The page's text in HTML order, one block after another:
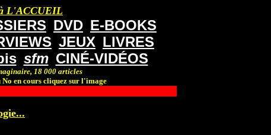
L'ACCUEIL
DVD E-BOOKS
JEUX LIVRES
sfm CINÉ-VIDÉOS
18 000 articles
en cours cliquez sur l'image